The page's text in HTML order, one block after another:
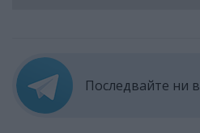
Последвайте ни в